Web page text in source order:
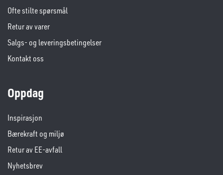
Ofte stilte spørsmål
Retur av varer
Salgs- og leveringsbetingelser
Kontakt oss
Oppdag
Inspirasjon
Bærekraft og miljø
Retur av EE-avfall
Nyhetsbrev